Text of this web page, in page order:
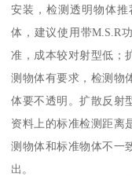
安装，检测透明物体
体，建议使用带M.S.R
准，成本较对射型低；
测物体有要求，检测物
体要不透明。扩散反射
资料上的标准检测距离
测物体和标准物体不一
出。